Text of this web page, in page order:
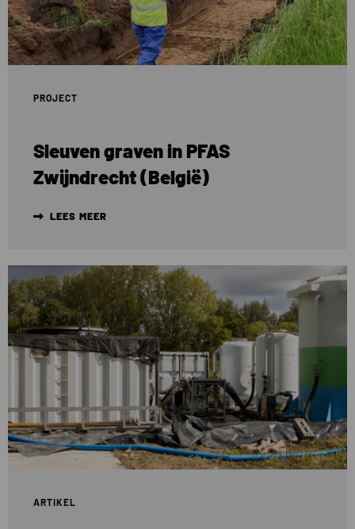
PROJECT
Sleuven graven in PFAS
Zwijndrecht (België)
LEES MEER
(België)
ARTIKEL
Lees
meer
over
Kosten
PFAS
sanering:
kost
het
en
welke
spelen